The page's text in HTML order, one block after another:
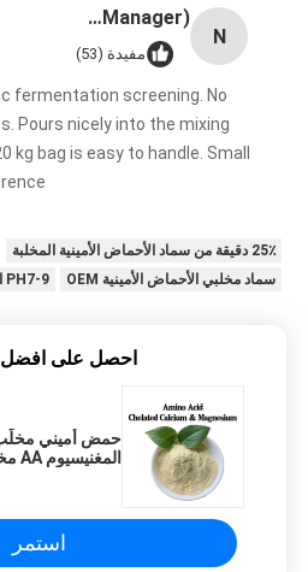
N
Nasser (R&D Manager)
مفيدة (53)
fermentation screening. No
Pours nicely into the mixing
kg bag is easy to handle. Small
25٪ دقيقة من سماد الأحماض الأمينية المخلبة
سماد مخلبي الأحماض الأمينية OEM
PH7-9 العضوية العامة كال ماج
احصل على
حمض أميني مخلّب
استمر